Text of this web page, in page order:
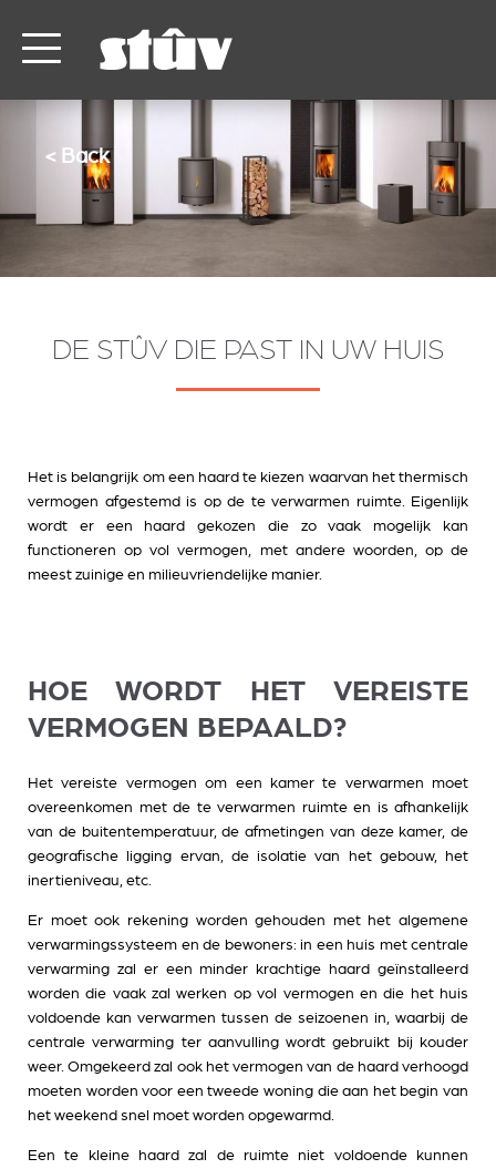
< Back
DE STÛV DIE PAST IN UW HUIS
Het is belangrijk om een haard te kiezen waarvan het thermisch
vermogen afgestemd is op de te verwarmen ruimte. Eigenlijk
wordt er een haard gekozen die zo vaak mogelijk kan
functioneren op vol vermogen, met andere woorden, op de
meest zuinige en milieuvriendelijke manier.
HOE WORDT HET VEREISTE
VERMOGEN BEPAALD?
Het vereiste vermogen om een kamer te verwarmen moet
overeenkomen met de te verwarmen ruimte en is afhankelijk
van de buitentemperatuur, de afmetingen van deze kamer, de
geografische ligging ervan, de isolatie van het gebouw, het
inertieniveau, etc.
Er moet ook rekening worden gehouden met het algemene
verwarmingssysteem en de bewoners: in een huis met centrale
verwarming zal er een minder krachtige haard geïnstalleerd
worden die vaak zal werken op vol vermogen en die het huis
voldoende kan verwarmen tussen de seizoenen in, waarbij de
centrale verwarming ter aanvulling wordt gebruikt bij kouder
weer. Omgekeerd zal ook het vermogen van de haard verhoogd
moeten worden voor een tweede woning die aan het begin van
het weekend snel moet worden opgewarmd.
Een te kleine haard zal de ruimte niet voldoende kunnen